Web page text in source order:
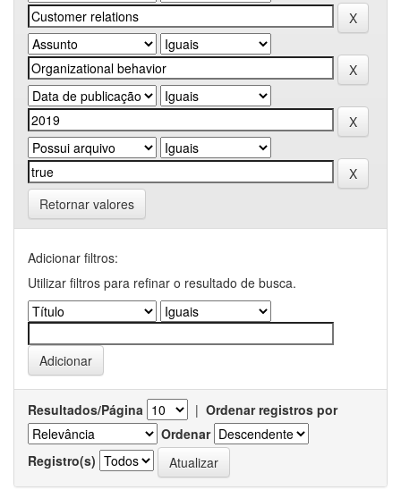
Retornar valores
Adicionar filtros:
Utilizar filtros para refinar o resultado de busca.
Resultados/Página | Ordenar registros por
Ordenar
Registro(s)